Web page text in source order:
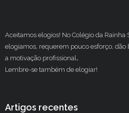
Aceitamos elogios! No Colégio da Rainha
elogiamos, requerem pouco esforço,
a motivação profissional.
Lembre-se também de elogiar!
Artigos recentes